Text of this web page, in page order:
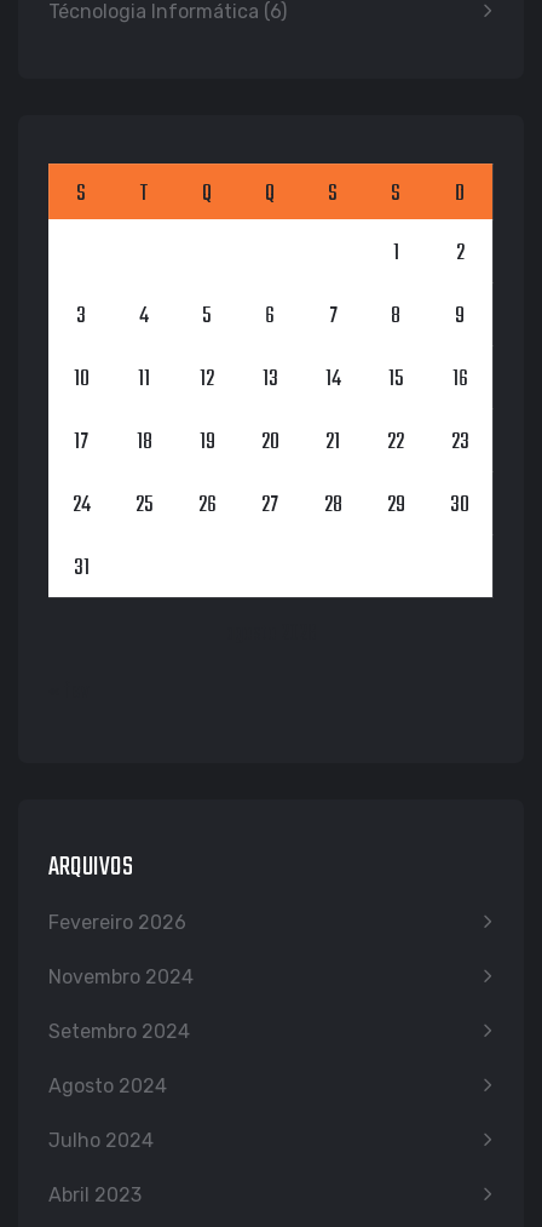
Técnologia Informática (6)
S T Q Q S S
D
1
2
3
4 5 6 7 8
9
10
11 12 13 14 15
16
17
18 19 20 21 22
23
24
25 26 27 28 29
30
31
ARQUIVOS
Fevereiro 2026
Novembro 2024
Setembro 2024
Agosto 2024
Julho 2024
Abril 2023